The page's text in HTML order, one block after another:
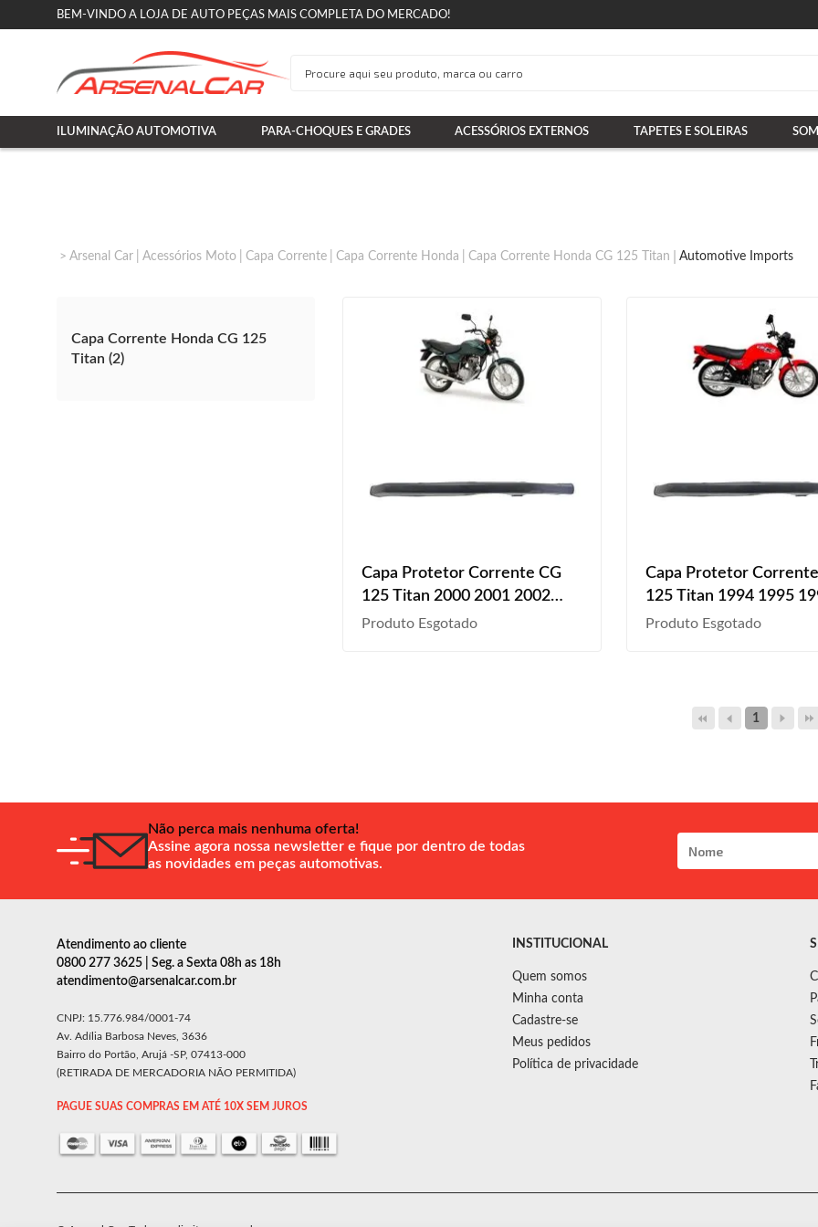
BEM-VINDO A LOJA DE AUTO PEÇAS MAIS COMPLETA DO MERCADO!
ILUMINAÇÃO AUTOMOTIVA PARA-CHOQUES E GRADES ACESSÓRIOS EXTERNOS TAPETES E SOLEIRAS
Arsenal Car Acessórios Moto Capa Corrente Capa Corrente Honda Capa Corrente Honda CG 125 Titan Automotive Imports
Capa Corrente Honda CG 125
Titan (2)
Capa Protetor Corrente CG
125 Titan 2000 2001 2002
2003 2004 Preto Liso
Produto Esgotado
Capa Protetor
125 Titan 1994 1995
1997 1998 1999 Preto
Produto Esgotado
1
Não perca mais nenhuma oferta!
Assine agora nossa newsletter e fique por dentro de todas
as novidades em peças automotivas.
Atendimento ao cliente
0800 277 3625 | Seg. a Sexta 08h as 18h
atendimento@arsenalcar.com.br
CNPJ: 15.776.984/0001-74
Av. Adília Barbosa Neves, 3636
Bairro do Portão, Arujá -SP, 07413-000
(RETIRADA DE MERCADORIA NÃO PERMITIDA)
PAGUE SUAS COMPRAS EM ATÉ 10X SEM JUROS
INSTITUCIONAL
Quem somos
Minha conta
Cadastre-se
Meus pedidos
Política de privacidade